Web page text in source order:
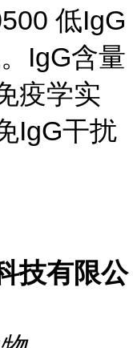
低IgG
IgG含量
疫学实
IgG干扰
技有限公